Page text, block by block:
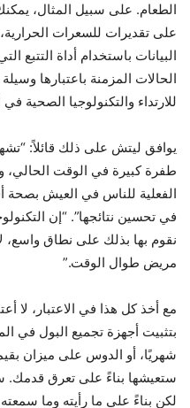
الطعام. على سبيل المثال،
على تقديرات للسعرات
البيانات باستخدام أداة التتبع
الحالات المزمنة باعتبارها
للارتداء والتكنولوجيا الصحية
يوافق ليتش على ذلك قائلاً:
طفرة كبيرة في الوقت الحالي،
الفعلية للناس في العيش بصحة
في تحسين نتائجها”. “إن
نقوم بها بذلك على نطاق واسع،
مريض طوال الوقت.”
مع أخذ كل هذا في الاعتبار، لا
بتثبيت أجهزة تجميع البول في
لكن بناءً على ما رأيته وما